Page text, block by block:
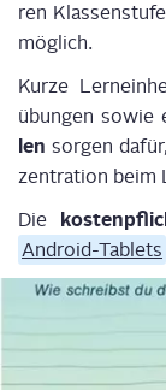
ren
möglich.
Kur­ze
übun­gen sowie
len sor­gen
zen­tra­ti­on beim
Die
Android-Tablets